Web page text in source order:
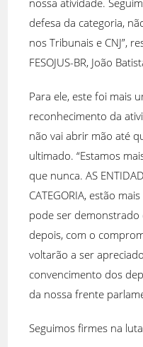
nossa atividade.
defesa da categoria,
nos Tribunais e CNJ”,
FESOJUS-BR, João
Para ele, este foi mais
reconhecimento da
não vai abrir mão até
ultimado. “Estamos
que nunca. AS
CATEGORIA, estão
pode ser demonstrado
depois, com o
voltarão a ser
convencimento dos
da nossa frente
Seguimos firmes na